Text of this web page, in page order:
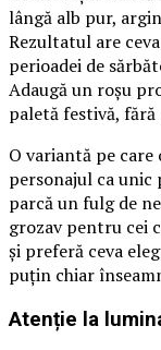
lângă alb pur,
Rezultatul are
perioadei de
Adaugă un roșu
paletă festivă,
O variantă pe care
personajul ca unic
parcă un fulg de
grozav pentru cei
și preferă ceva
puțin chiar
Atenție la